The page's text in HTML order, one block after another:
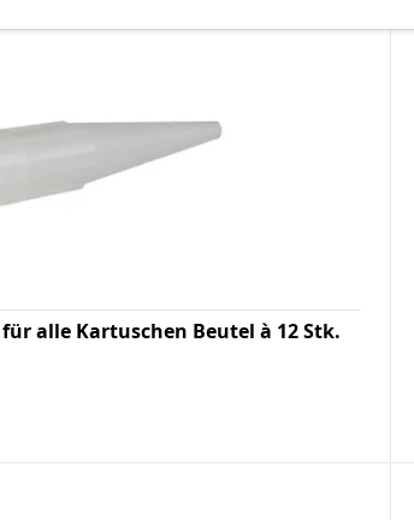
alle Kartuschen Beutel à 12 Stk.